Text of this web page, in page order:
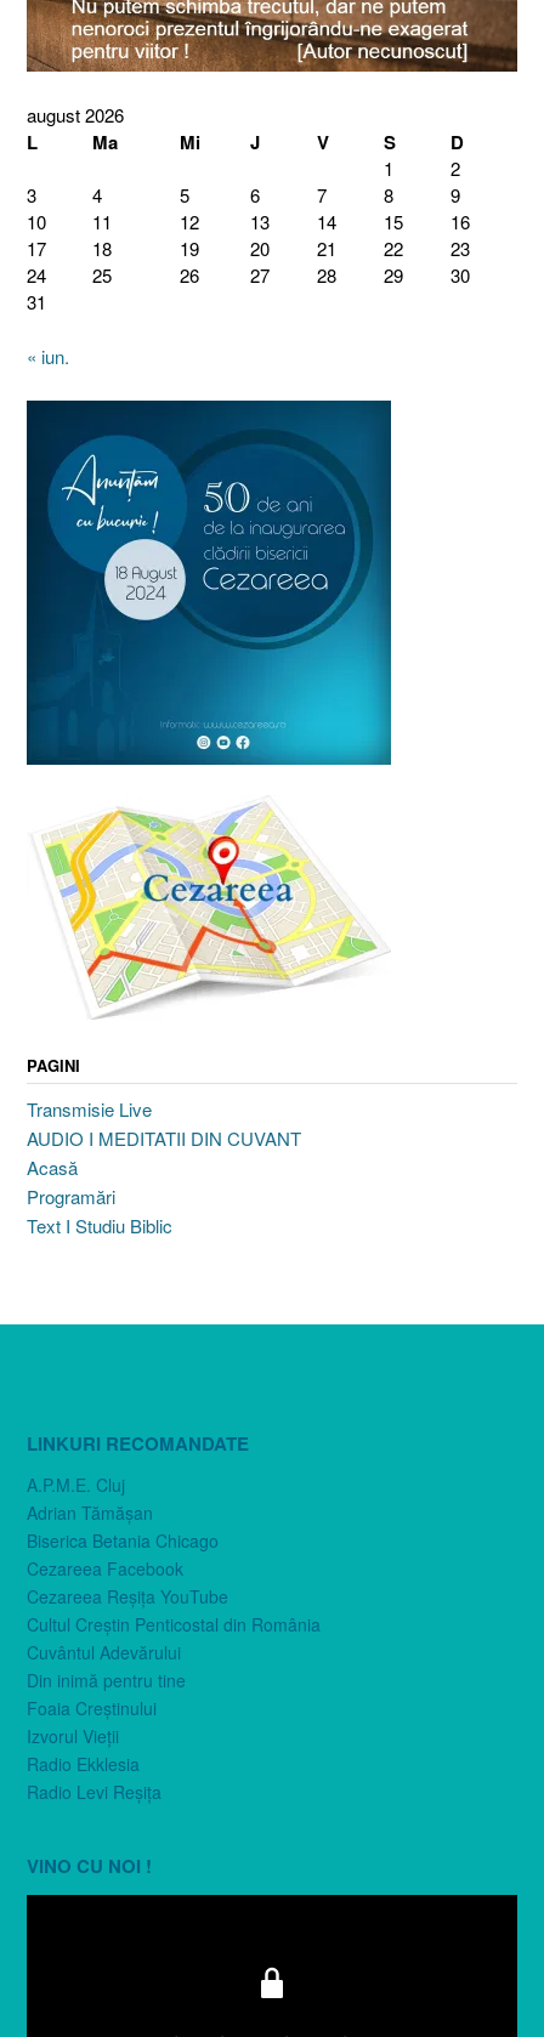
august 2026
L Ma Mi J V S D
1
2
3
4 5 6 7 8
9
10
11 12 13 14 15
16
17
18 19 20 21 22
23
24
25 26 27 28 29
30
31
« iun.
PAGINI
Transmisie Live
AUDIO I MEDITATII DIN CUVANT
Acasă
Programări
Text I Studiu Biblic
LINKURI RECOMANDATE
A.P.M.E. Cluj
Adrian Tămăşan
Biserica Betania Chicago
Cezareea Facebook
Cezareea Reşiţa YouTube
Cultul Creştin Penticostal din România
Cuvântul Adevărului
Din inimă pentru tine
Foaia Creştinului
Izvorul Vieţii
Radio Ekklesia
Radio Levi Reşiţa
VINO CU NOI !